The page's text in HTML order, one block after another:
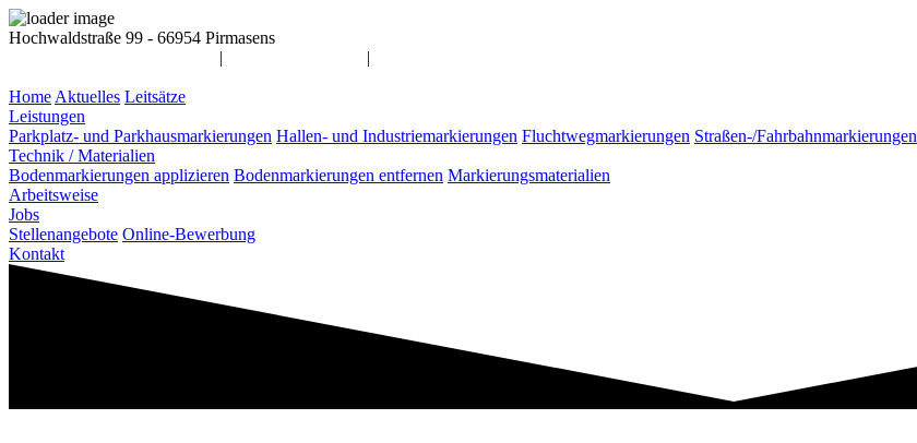
Hochwaldstraße 99 - 66954 Pirmasens
| |
Home Aktuelles Leitsätze
Leistungen
Parkplatz- und Parkhausmarkierungen Hallen- und Industriemarkierungen Fluchtwegmarkierungen Straßen-/Fahrbahnmarkierungen
Technik / Materialien
Bodenmarkierungen applizieren Bodenmarkierungen entfernen Markierungsmaterialien
Arbeitsweise
Jobs
Stellenangebote Online-Bewerbung
Kontakt